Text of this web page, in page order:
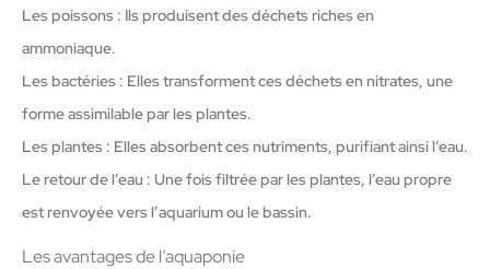
Les poissons : Ils produisent des déchets riches en
ammoniaque.
Les bactéries : Elles transforment ces déchets en nitrates, une
forme assimilable par les plantes.
Les plantes : Elles absorbent ces nutriments, purifiant ainsi l’eau.
Le retour de l’eau : Une fois filtrée par les plantes, l’eau propre
est renvoyée vers l’aquarium ou le bassin.
Les avantages de l’aquaponie